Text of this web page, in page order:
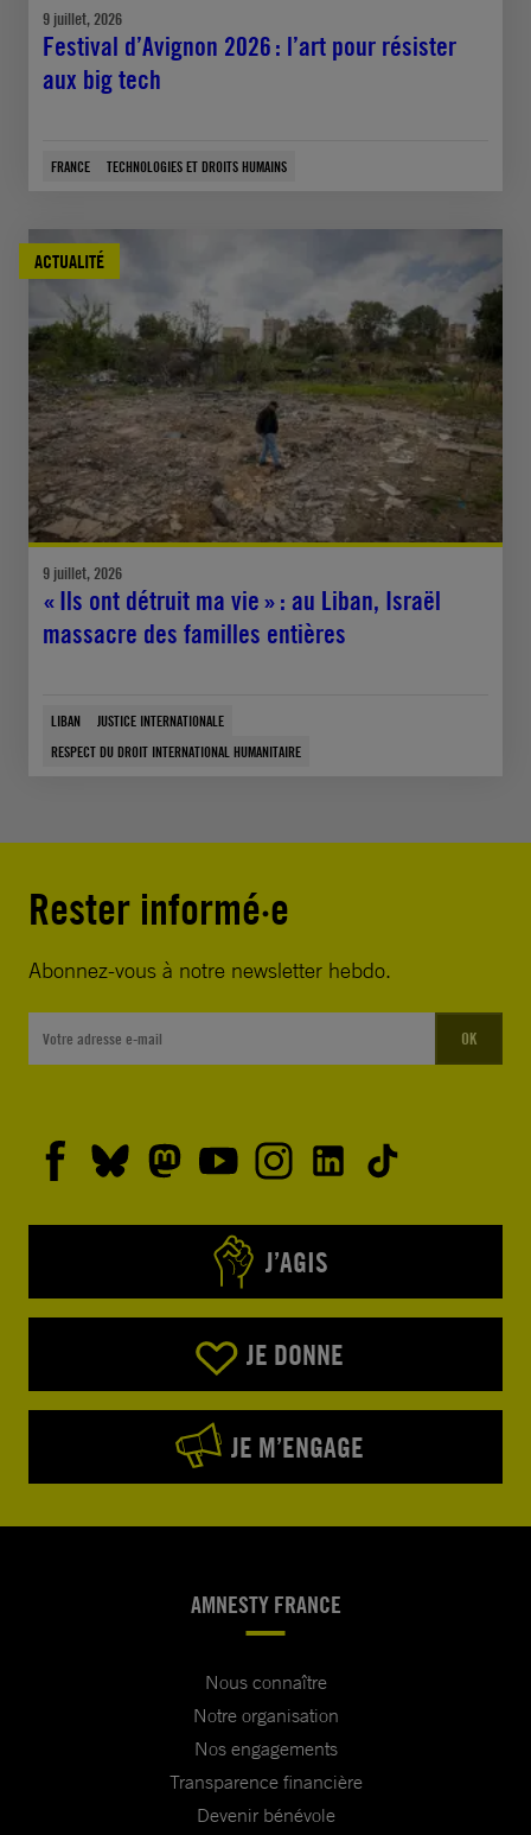
9 juillet, 2026
Festival d’Avignon 2026 : l’art pour résister
aux big tech
FRANCE TECHNOLOGIES ET DROITS HUMAINS
ACTUALITÉ
9 juillet, 2026
« Ils ont détruit ma vie » : au Liban, Israël
massacre des familles entières
LIBAN
JUSTICE INTERNATIONALE
RESPECT DU DROIT INTERNATIONAL HUMANITAIRE
Rester informé·e
Abonnez-vous à notre newsletter hebdo.
OK
J’AGIS
JE DONNE
JE M’ENGAGE
AMNESTY FRANCE
Nous connaître
Notre organisation
Nos engagements
Transparence financière
Devenir bénévole